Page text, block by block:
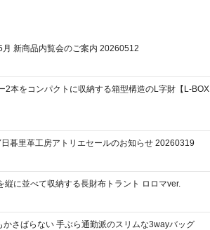
月 新商品内覧会のご案内 20260512
2本をコンパクトに収納する箱型構造のL字財【L-BOX
日暮里革工房アトリエセールのお知らせ 20260319
縦に並べて収納する長財布トラント ロロマver.
かさばらない 手ぶら通勤派のスリムな3wayバッグ